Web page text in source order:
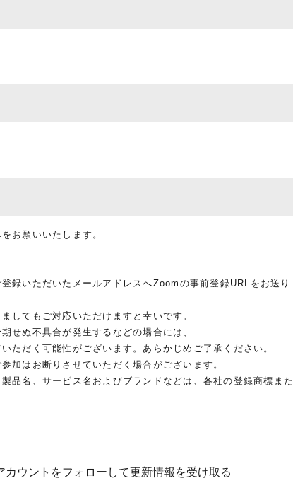
お願いいたします。
録いただいたメールアドレスへZoomの事前登録URLをお送り
してもご対応いただけますと幸いです。
せぬ不具合が発生するなどの場合には、
ただく可能性がございます。あらかじめご了承ください。
加はお断りさせていただく場合がございます。
品名、サービス名およびブランドなどは、各社の登録商標また
カウントをフォローして更新情報を受け取る